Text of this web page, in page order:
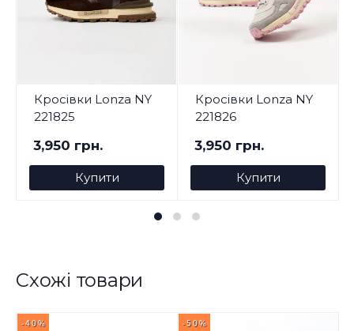
Кросівки Lonza NY
221825
3,950 грн.
Купити
Кросівки Lonza NY
221826
3,950 грн.
Купити
Схожі товари
-40% -50%